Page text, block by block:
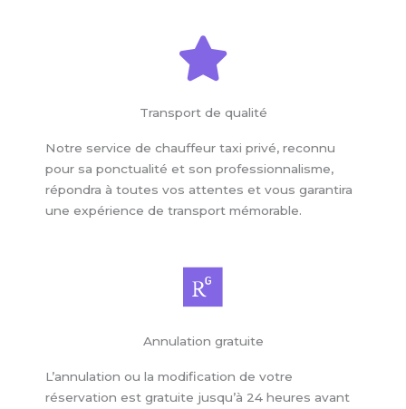
Transport de qualité
Notre service de chauffeur taxi privé, reconnu
pour sa ponctualité et son professionnalisme,
répondra à toutes vos attentes et vous garantira
une expérience de transport mémorable.
Annulation gratuite
L’annulation ou la modification de votre
réservation est gratuite jusqu’à 24 heures avant